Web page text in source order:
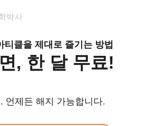
박사
티클을 제대로 즐기는 방법
, 한 달 무료!
언제든 해지 가능합니다.